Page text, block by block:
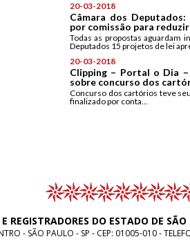
20-03-2018
Câmara dos
por comissão para
Todas as propostas aguardam
Deputados 15 projetos de lei
20-03-2018
Clipping – Portal o Dia
sobre concurso dos
Concurso dos cartórios teve
finalizado por conta...
REGISTRADORES DO ESTADO DE SÃO
- SÃO PAULO - SP - CEP: 01005-010 -